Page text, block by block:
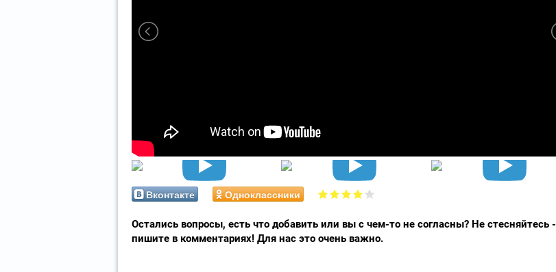
Вконтакте Одноклассники
Остались вопросы, есть что добавить или вы с чем-то не согласны? Не стесняйтесь -
пишите в комментариях! Для нас это очень важно.